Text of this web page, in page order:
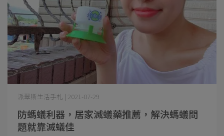
防螞蟻利器，居家滅蟻藥推薦，解決螞蟻問
題就靠滅蟻佳
派翠斯生活手札 | 2021-07-29